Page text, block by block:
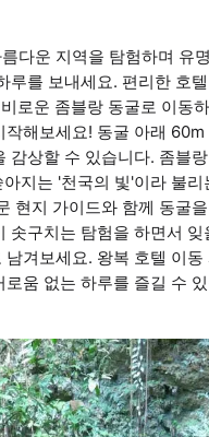
다운 지역을 탐험하며 유
루를 보내세요. 편리한 호
로운 좀블랑 동굴로 이동
작해보세요! 동굴 아래
감상할 수 있습니다. 좀블
지는 '천국의 빛'이라 불
현지 가이드와 함께 동굴
솟구치는 탐험을 하면서 잊
남겨보세요. 왕복 호텔 이
로움 없는 하루를 즐길 수